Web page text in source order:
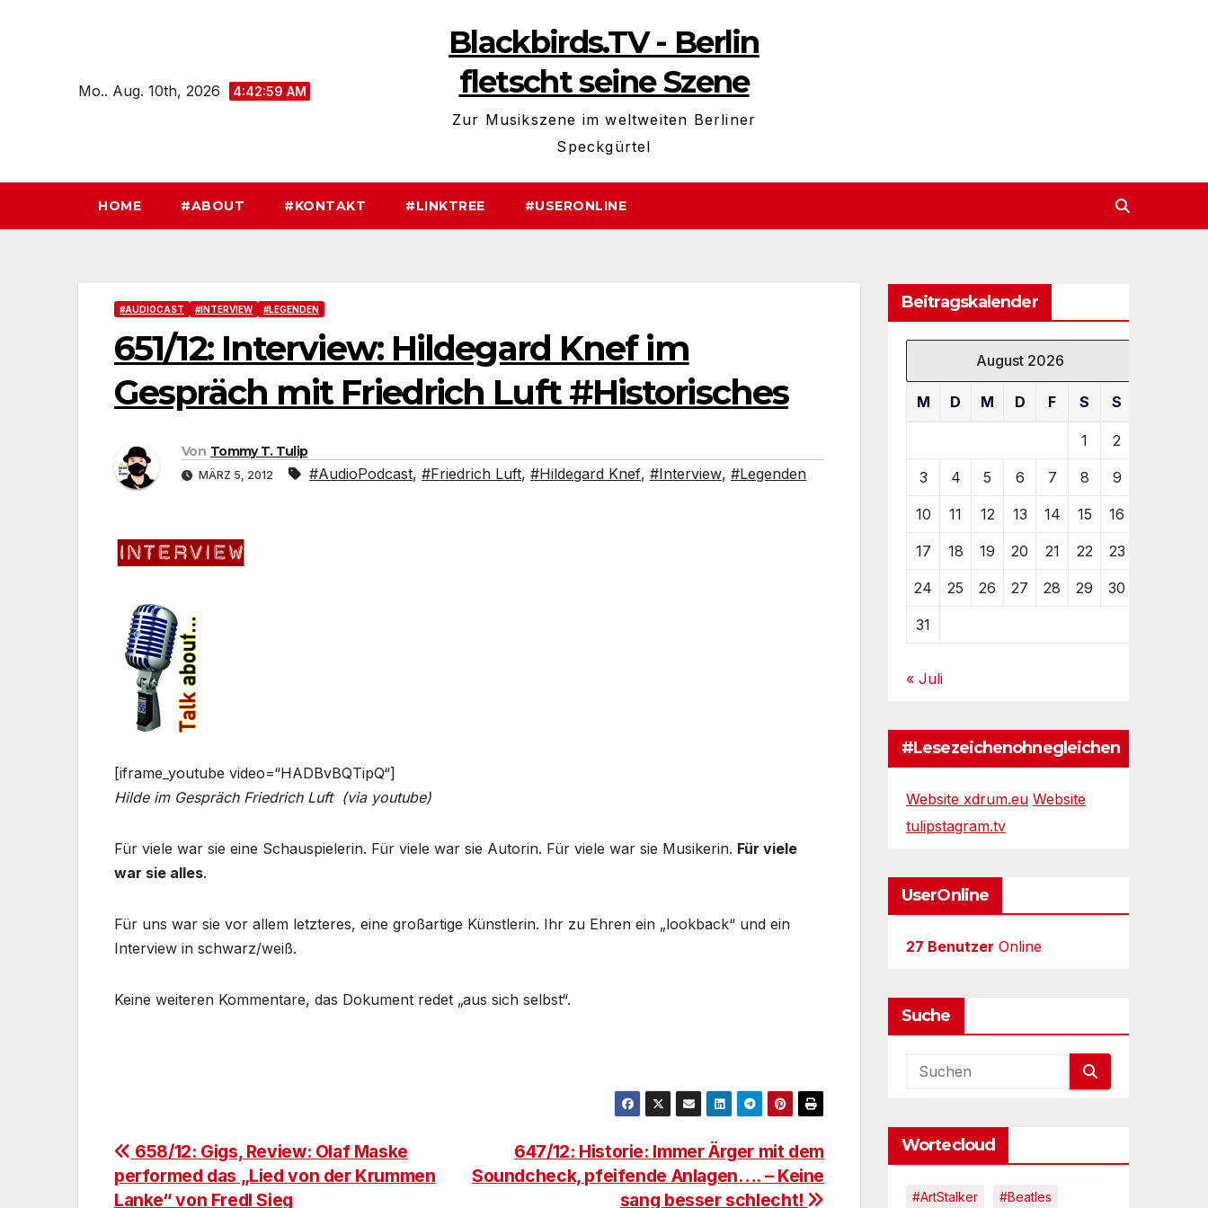
Mo.. Aug. 10th, 2026
4:43:00 AM
Blackbirds.TV - Berlin
fletscht seine Szene
Zur Musikszene im weltweiten Berliner
Speckgürtel
HOME #ABOUT #KONTAKT #LINKTREE #USERONLINE
#AUDIOCAST #INTERVIEW #LEGENDEN
651/12: Interview: Hildegard Knef im
Gespräch mit Friedrich Luft #Historisches
Von Tommy T. Tulip
MÄRZ 5, 2012 #AudioPodcast, #Friedrich Luft, #Hildegard Knef, #Interview, #Legenden
[iframe_youtube video=“HADBvBQTipQ“]
Hilde im Gespräch Friedrich Luft (via youtube)
Für viele war sie eine Schauspielerin. Für viele war sie Autorin. Für viele war sie Musikerin. Für viele
war sie alles.
Für uns war sie vor allem letzteres, eine großartige Künstlerin. Ihr zu Ehren ein „lookback“ und ein
Interview in schwarz/weiß.
Keine weiteren Kommentare, das Dokument redet „aus sich selbst“.
Beitragsnavigation
647/12: Historie: Immer Ärger mit dem
Soundcheck, pfeifende Anlagen…. – Keine
sang besser schlecht!
658/12: Gigs, Review: Olaf Maske
performed das „Lied von der Krummen
Lanke“ von Fredl Sieg
Beitragskalender
August 2026
M D M D F S S
1 2
3 4 5 6 7 8 9
10 11 12 13 14 15 16
17 18 19 20 21 22 23
24 25 26 27 28 29 30
31
« Juli
#Lesezeichenohnegleichen
Website xdrum.eu Website
tulipstagram.tv
UserOnline
27 Benutzer Online
Suche
Wortecloud
#ArtStalker #Beatles